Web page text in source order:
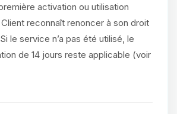
activation ou utilisation
reconnaît renoncer à son droit
le service n’a pas été utilisé, le
de 14 jours reste applicable (voir